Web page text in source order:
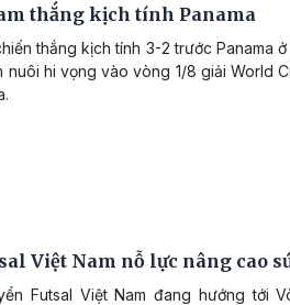
thắng kịch tính Panama
thắng kịch tính 3-2 trước Panama
nuôi hi vọng vào vòng 1/8 giải World
Việt Nam nỗ lực nâng cao
Futsal Việt Nam đang hướng tới